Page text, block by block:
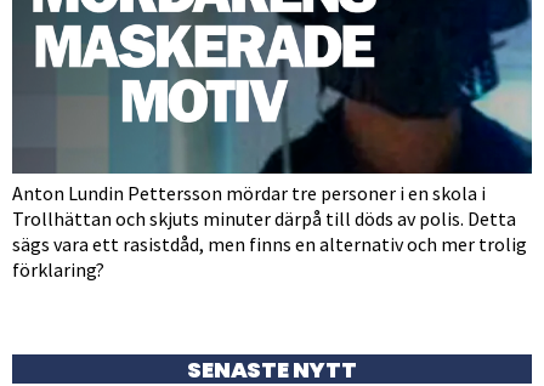
Anton Lundin Pettersson mördar tre personer i en skola i
Trollhättan och skjuts minuter därpå till döds av polis. Detta
sägs vara ett rasistdåd, men finns en alternativ och mer trolig
förklaring?
SENASTE NYTT